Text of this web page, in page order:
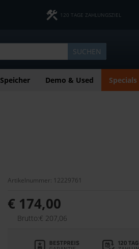
120 TAGE ZAHLUNGSZIEL
SUCHEN
Speicher Demo & Used Specials
Artikelnummer: 12229761
€ 174,00
Brutto:€ 207,06